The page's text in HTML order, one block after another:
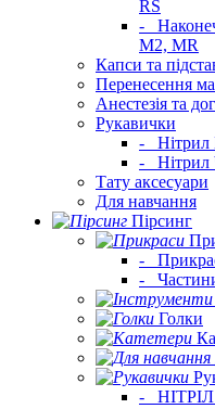
RS
-
M2, MR
Капси та
Перенесення
Анестезія та
Рукавички
-
Нітрил
-
Нітрил
Тату аксесуари
Для навчання
Пірсинг
-
-
Голки
-